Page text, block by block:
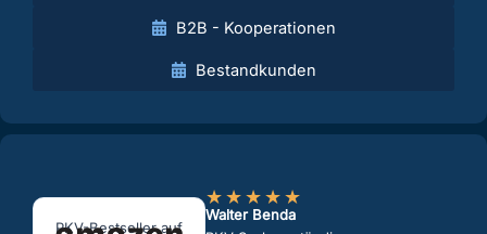
B2B - Kooperationen
Bestandkunden
PKV-Bestseller auf
★★★★★
Walter Benda